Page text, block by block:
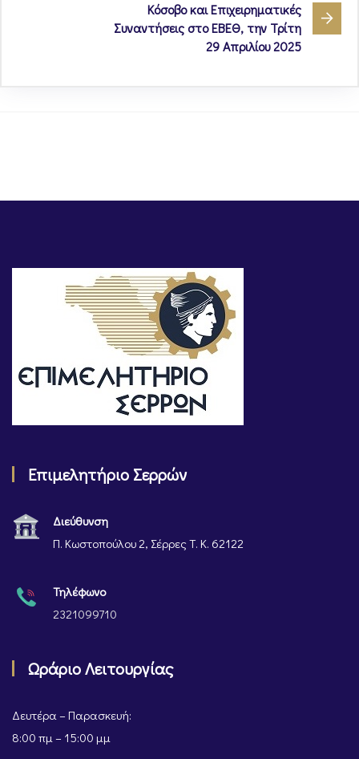
Κόσοβο και Επιχειρηματικές
Συναντήσεις στο ΕΒΕΘ, την Τρίτη
29 Απριλίου 2025
Επιμελητήριο Σερρών
Διεύθυνση
Π. Κωστοπούλου 2, Σέρρες Τ. Κ. 62122
Τηλέφωνο
2321099710
Ωράριο Λειτουργίας
Δευτέρα – Παρασκευή:
8:00 πμ – 15:00 μμ